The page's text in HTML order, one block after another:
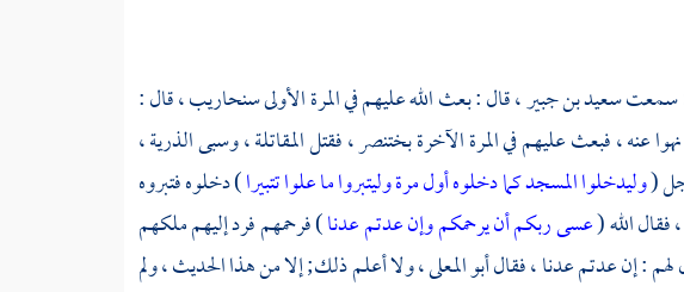
سمعتسعيد بن جبير ،قال : بعث الله عليهم في المرة الأولىسنحاريب ،قال :
عنه ، فبعث عليهم في المرة الآخرةبختنصر ،فقتل المقاتلة ، وسبى الذرية ،
(وليدخلوا المسجد كما دخلوه أول مرة وليتبروا ما علوا تتبيرا) دخلوه فتبروه
الله (عسى ربكم أن يرحمكم وإن عدتم عدنا) فرحمهم فرد إليهم ملكهم
لهم : إن عدتم عدنا ، فقالأبو المعلى ،ولا أعلم ذلك; إلا من هذا الحديث ، ولم